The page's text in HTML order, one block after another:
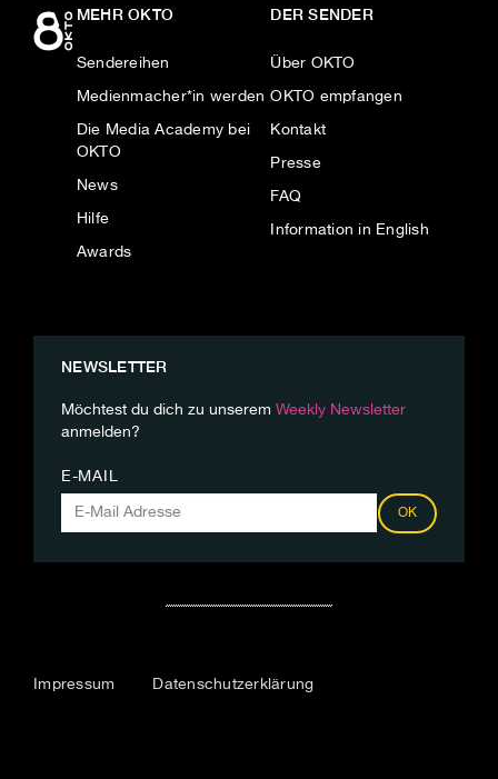
MEHR OKTO
Sendereihen
Medienmacher*in werden
Die Media Academy bei
OKTO
News
Hilfe
Awards
DER SENDER
Über OKTO
OKTO empfangen
Kontakt
Presse
FAQ
Information in English
NEWSLETTER
Möchtest du dich zu unserem Weekly Newsletter
anmelden?
E-MAIL
OK
Impressum Datenschutzerklärung